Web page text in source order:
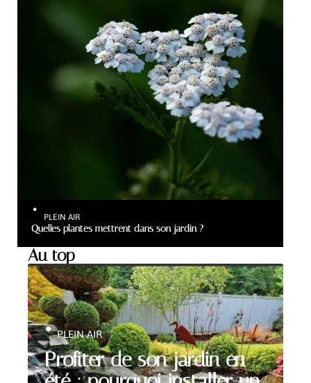
PLEIN AIR
Quelles plantes mettrent dans son jardin ?
Au top
Profiter de son jardin en
PLEIN AIR